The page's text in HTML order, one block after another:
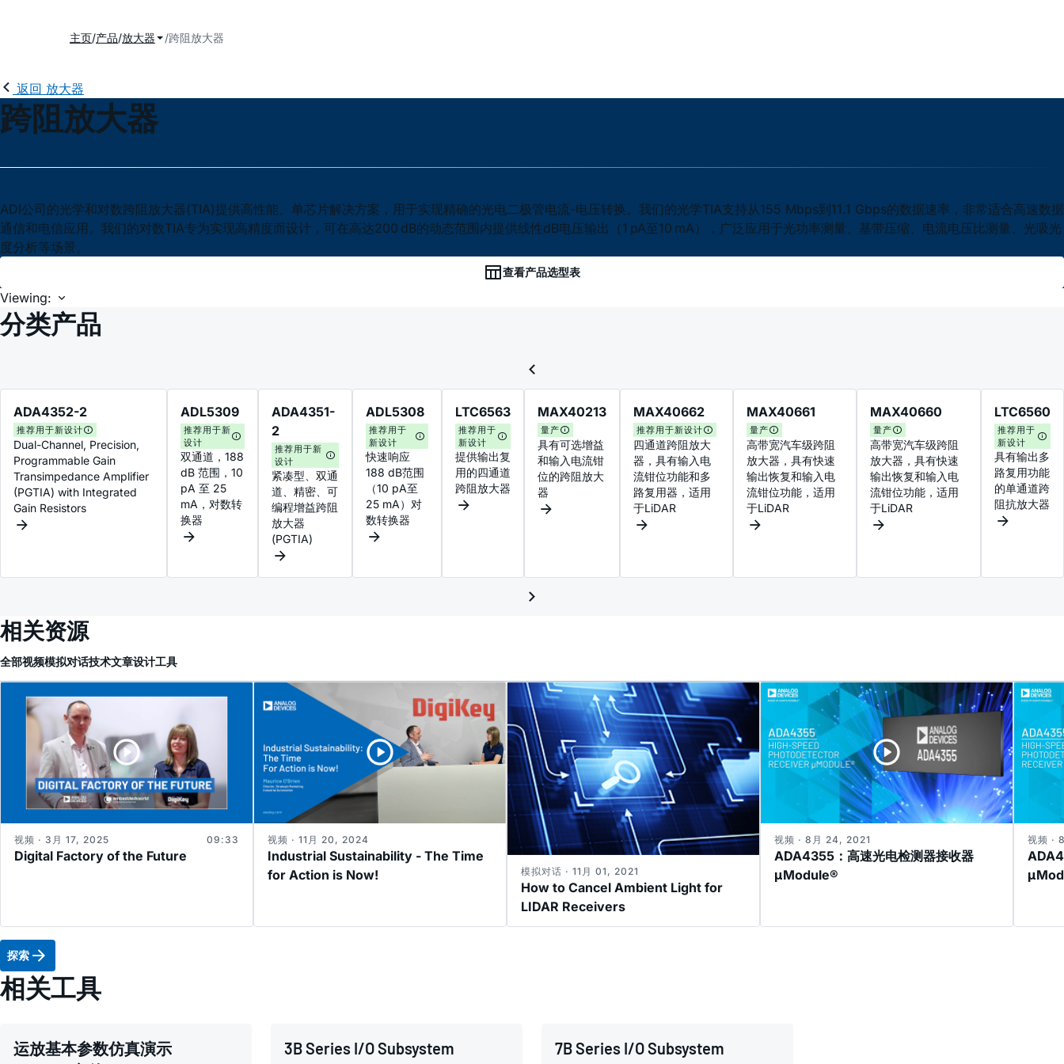
主页 产品 放大器 跨阻放大器
返回 放大器
跨阻放大器
ADI公司的光学和对数跨阻放大器(TIA)提供高性能、单芯片解决方案，用于实现精确的光电二极管电流-电压转换。我们的光学TIA支持从155 Mbps到11.1 Gbps的数据速率，非常适合高速数据
通信和电信应用。我们的对数TIA专为实现高精度而设计，可在高达200 dB的动态范围内提供线性dB电压输出（1 pA至10 mA），广泛应用于光功率测量、基带压缩、电流电压比测量、光吸光
度分析等场景。
查看产品选型表
Viewing:
分类产品
ADA4352-2
推荐用于新设计
Dual-Channel, Precision,
Programmable Gain
Transimpedance Amplifier
(PGTIA) with Integrated
Gain Resistors
ADL5309
推荐用于新
设计
双通道，188
dB 范围，10
pA 至 25
mA，对数转
换器
ADA4351-
2
推荐用于新
设计
紧凑型、双通
道、精密、可
编程增益跨阻
放大器
(PGTIA)
ADL5308
推荐用于
新设计
快速响应
188 dB范围
（10 pA至
25 mA）对
数转换器
LTC6563
推荐用于
新设计
提供输出复
用的四通道
跨阻放大器
MAX40213
量产
具有可选增益
和输入电流钳
位的跨阻放大
器
MAX40662
推荐用于新设计
四通道跨阻放大
器，具有输入电
流钳位功能和多
路复用器，适用
于LiDAR
MAX40661
量产
高带宽汽车级跨阻
放大器，具有快速
输出恢复和输入电
流钳位功能，适用
于LiDAR
MAX40660
量产
高带宽汽车级跨阻
放大器，具有快速
输出恢复和输入电
流钳位功能，适用
于LiDAR
LTC6560
推荐用于
新设计
具有输出多
路复用功能
的单通道跨
阻抗放大器
相关资源
全部视频模拟对话技术文章设计工具
Digital Factory of the Future
视频 · 3月 17, 2025 09:33
Industrial Sustainability - The Time
for Action is Now!
视频 · 11月 20, 2024
How to Cancel Ambient Light for
LIDAR Receivers
模拟对话 · 11月 01, 2021
ADA4355：高速光电检测器接收器
μModule®
视频 · 8月 24, 2021 视频 ·
探索
相关工具
运放基本参数仿真演示
3B Series I/O Subsystem
7B Series I/O Subsystem